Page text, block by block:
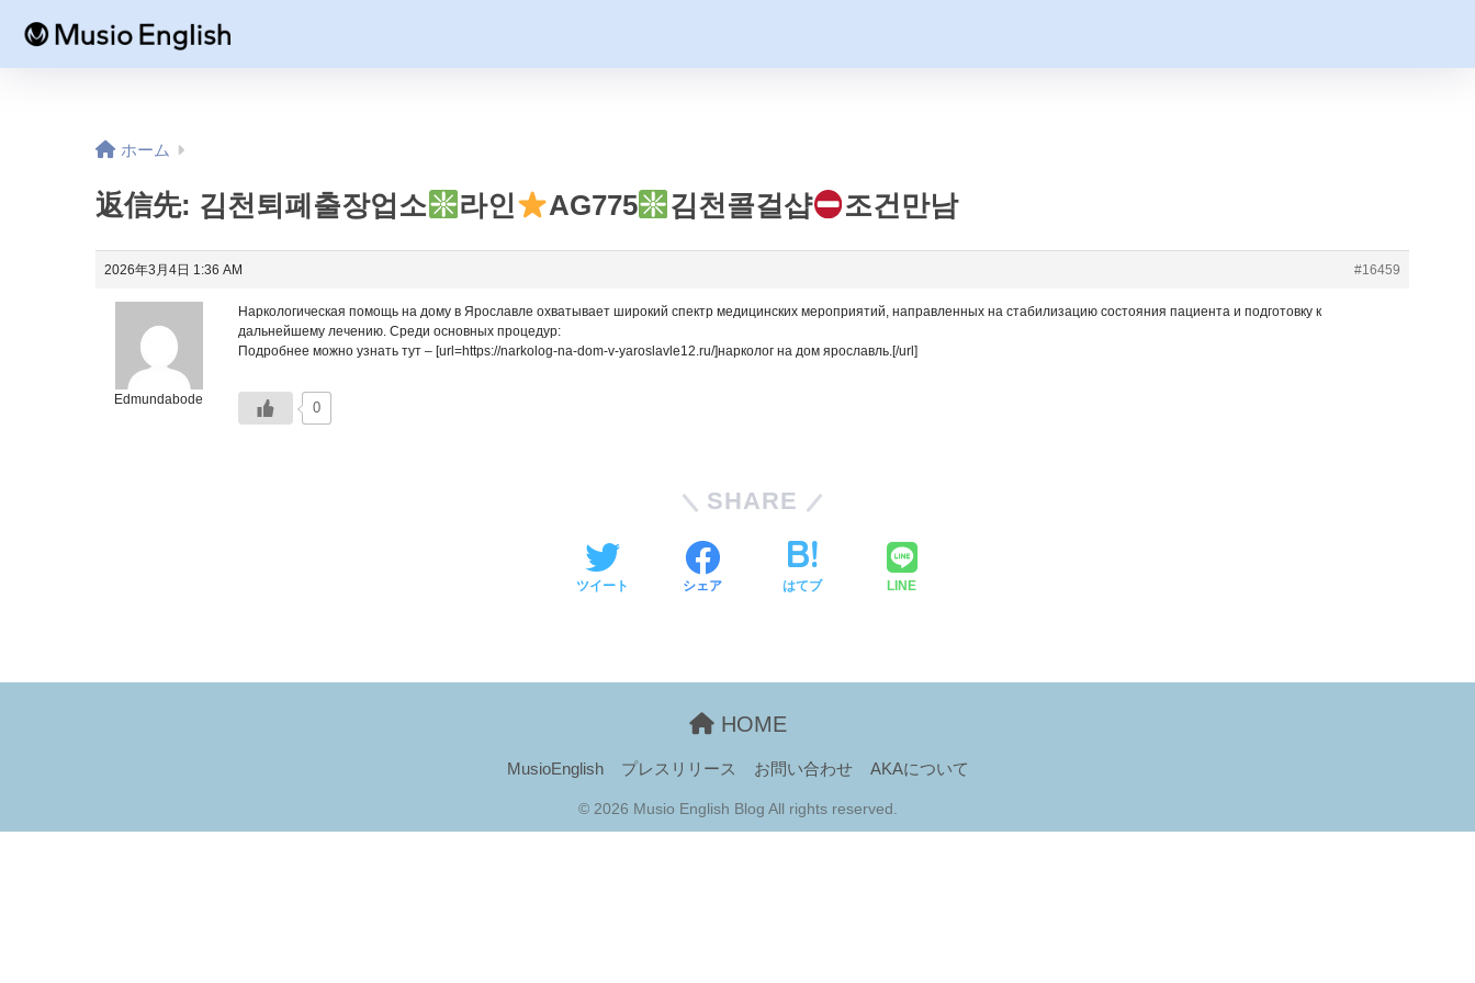
ホーム
返信先: 김천퇴폐출장업소 라인 AG775 김천콜걸샵 조건만남
2026年3月4日 1:36 AM #16459
Edmundabode
Наркологическая помощь на дому в Ярославле охватывает широкий спектр медицинских мероприятий, направленных на стабилизацию состояния пациента и подготовку к
дальнейшему лечению. Среди основных процедур:
Подробнее можно узнать тут – [url=https://narkolog-na-dom-v-yaroslavle12.ru/]нарколог на дом ярославль.[/url]
0
SHARE
ツイート シェア はてブ LINE
HOME
MusioEnglish プレスリリース お問い合わせ AKAについて
© 2026 Musio English Blog All rights reserved.